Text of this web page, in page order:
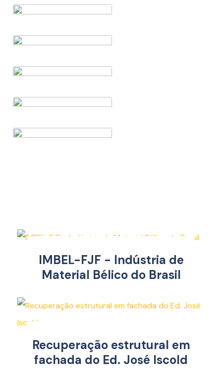
IMBEL-FJF - Indústria de
Material Bélico do Brasil
Recuperação estrutural em
fachada do Ed. José Iscold